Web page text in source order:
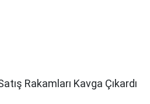
Rakamları Kavga Çıkardı